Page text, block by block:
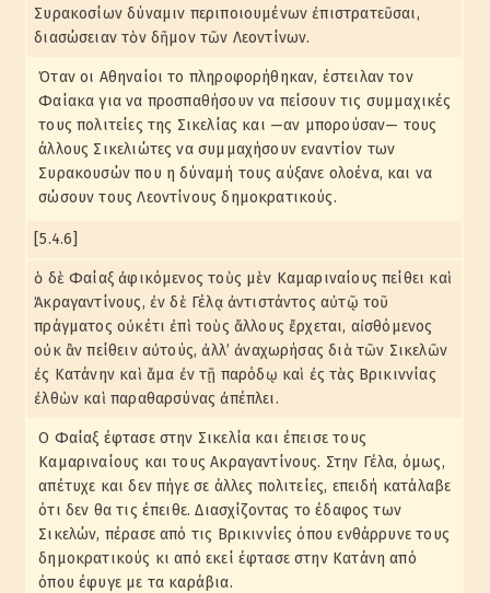
Συρακοσίων δύναμιν περιποιουμένων ἐπιστρατεῦσαι,
διασώσειαν τὸν δῆμον τῶν Λεοντίνων.
Όταν οι Αθηναίοι το πληροφορήθηκαν, έστειλαν τον
Φαίακα για να προσπαθήσουν να πείσουν τις συμμαχικές
τους πολιτείες της Σικελίας και —αν μπορούσαν— τους
άλλους Σικελιώτες να συμμαχήσουν εναντίον των
Συρακουσών που η δύναμή τους αύξανε ολοένα, και να
σώσουν τους Λεοντίνους δημοκρατικούς.
[5.4.6]
ὁ δὲ Φαίαξ ἀφικόμενος τοὺς μὲν Καμαριναίους πείθει καὶ
Ἀκραγαντίνους, ἐν δὲ Γέλᾳ ἀντιστάντος αὐτῷ τοῦ
πράγματος οὐκέτι ἐπὶ τοὺς ἄλλους ἔρχεται, αἰσθόμενος
οὐκ ἂν πείθειν αὐτούς, ἀλλ’ ἀναχωρήσας διὰ τῶν Σικελῶν
ἐς Κατάνην καὶ ἅμα ἐν τῇ παρόδῳ καὶ ἐς τὰς Βρικιννίας
ἐλθὼν καὶ παραθαρσύνας ἀπέπλει.
Ο Φαίαξ έφτασε στην Σικελία και έπεισε τους
Καμαριναίους και τους Ακραγαντίνους. Στην Γέλα, όμως,
απέτυχε και δεν πήγε σε άλλες πολιτείες, επειδή κατάλαβε
ότι δεν θα τις έπειθε. Διασχίζοντας το έδαφος των
Σικελών, πέρασε από τις Βρικιννίες όπου ενθάρρυνε τους
δημοκρατικούς κι από εκεί έφτασε στην Κατάνη από
όπου έφυγε με τα καράβια.